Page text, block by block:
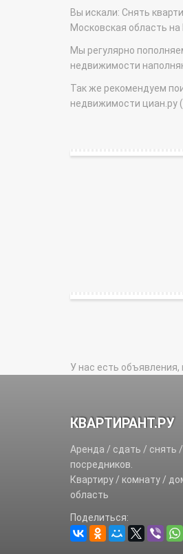
Вы искали: Снять
Московская область
Мы регулярно
недвижимости
Так же рекомендуем
недвижимости циан.ру
У нас есть объявления,
КВАРТИРАНТ.РУ
Аренда / сдать / снять
посредников.
Квартиру / комнату /
область
Поделиться: